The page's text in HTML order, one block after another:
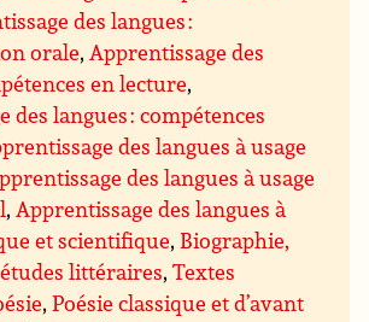
des langues :
orale,Apprentissage des
en lecture,
des langues : compétences
des langues à usage
des langues à usage
,Apprentissage des langues à
et scientifique, Biographie,
littéraires,Textes
,Poésie classique et d’avant